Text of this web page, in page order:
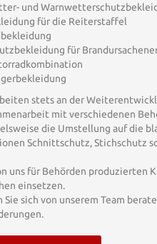
und
für die Reiterstaffel
für
stets an der
mit verschiedenen
die Umstellung auf die
Schnittschutz, Stichschutz
uns für Behörden produzierten
einsetzen.
Sie sich von unserem Team